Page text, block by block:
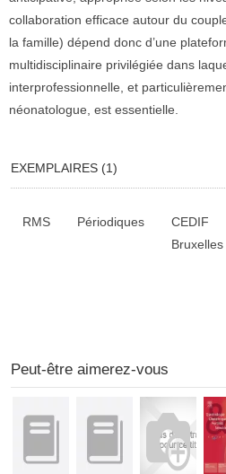
collaboration efficace autour du
la famille) dépend donc d’une
multidisciplinaire privilégiée dans
interprofessionnelle, et
néonatologue, est essentielle.
EXEMPLAIRES (1)
RMS
Périodiques
CEDIF
Bruxelles
Peut-être aimerez-vous